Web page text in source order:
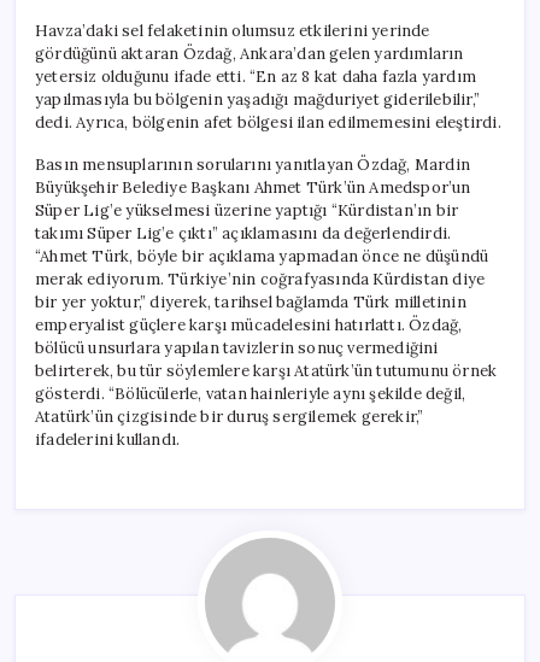
Havza’daki sel felaketinin olumsuz etkilerini yerinde
gördüğünü aktaran Özdağ, Ankara’dan gelen yardımların
yetersiz olduğunu ifade etti. “En az 8 kat daha fazla yardım
yapılmasıyla bu bölgenin yaşadığı mağduriyet giderilebilir,”
dedi. Ayrıca, bölgenin afet bölgesi ilan edilmemesini eleştirdi.
Basın mensuplarının sorularını yanıtlayan Özdağ, Mardin
Büyükşehir Belediye Başkanı Ahmet Türk’ün Amedspor’un
Süper Lig’e yükselmesi üzerine yaptığı “Kürdistan’ın bir
takımı Süper Lig’e çıktı” açıklamasını da değerlendirdi.
“Ahmet Türk, böyle bir açıklama yapmadan önce ne düşündü
merak ediyorum. Türkiye’nin coğrafyasında Kürdistan diye
bir yer yoktur,” diyerek, tarihsel bağlamda Türk milletinin
emperyalist güçlere karşı mücadelesini hatırlattı. Özdağ,
bölücü unsurlara yapılan tavizlerin sonuç vermediğini
belirterek, bu tür söylemlere karşı Atatürk’ün tutumunu örnek
gösterdi. “Bölücülerle, vatan hainleriyle aynı şekilde değil,
Atatürk’ün çizgisinde bir duruş sergilemek gerekir,”
ifadelerini kullandı.